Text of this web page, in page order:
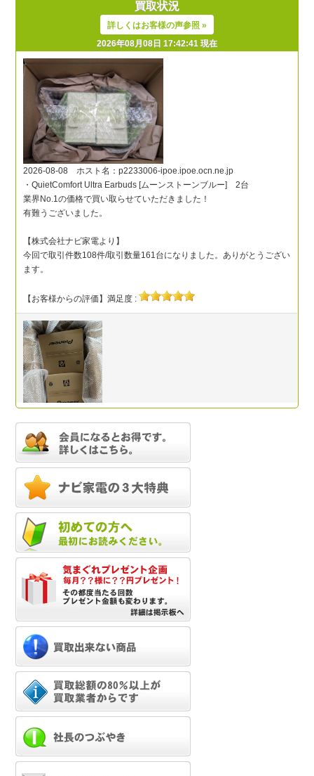
買取状況
詳しくはお客様の声参照 »
2026年08月08日 17:42:41 現在